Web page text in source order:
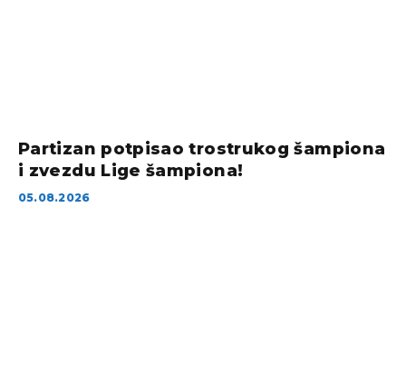
Partizan potpisao trostrukog šampiona
i zvezdu Lige šampiona!
05.08.2026